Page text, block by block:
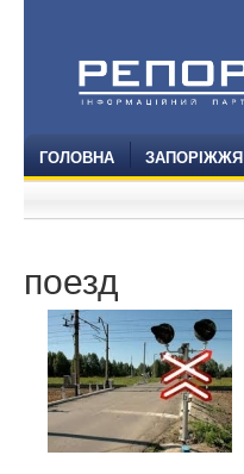
ГОЛОВНА ЗАПОРІЖЖЯ
поезд